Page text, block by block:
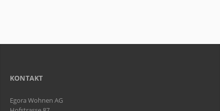
KONTAKT
Egora Wohnen AG